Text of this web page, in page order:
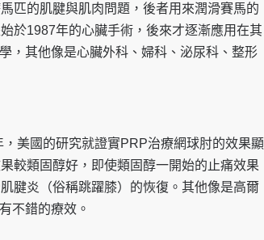
匹的肌腱與肌肉問題，後者用來潤滑賽馬的
於1987年的心臟手術，後來才逐漸應用在其
學，其他像是心臟外科、婦科、泌尿科、整形
美國 的研究就證實PRP治療網球肘的效果顯
較類固醇好，即使類固醇一開始的止痛效果
腱炎（俗稱跳躍膝）的恢復。其他像是高爾
不錯的療效。